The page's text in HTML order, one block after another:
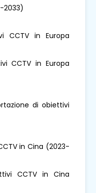
2033)
CCTV in Europa
CCTV in Europa
di obiettivi
in Cina (2023-
CCTV in Cina